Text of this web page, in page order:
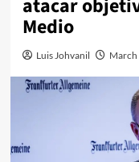
atacar
Medio
Luis Johvanil March